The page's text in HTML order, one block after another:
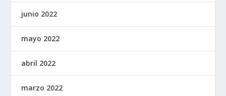
junio 2022
mayo 2022
abril 2022
marzo 2022